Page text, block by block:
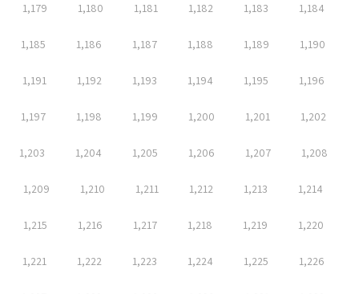
1,179 1,180 1,181 1,182 1,183 1,184
1,185 1,186 1,187 1,188 1,189 1,190
1,191 1,192 1,193 1,194 1,195 1,196
1,197 1,198 1,199 1,200 1,201 1,202
1,203 1,204 1,205 1,206 1,207 1,208
1,209 1,210 1,211 1,212 1,213 1,214
1,215 1,216 1,217 1,218 1,219 1,220
1,221 1,222 1,223 1,224 1,225 1,226